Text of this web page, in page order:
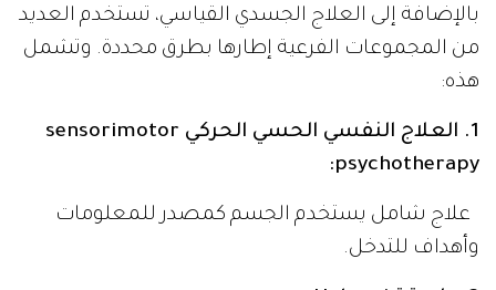
بالإضافة إلى العلاج الجسدي القياسي، تستخدم العديد
من المجموعات الفرعية إطارها بطرق محددة. وتشمل
هذه:
1. العلاج النفسي الحسي الحركي sensorimotor
psychotherapy:
علاج شامل يستخدم الجسم كمصدر للمعلومات
وأهداف للتدخل.